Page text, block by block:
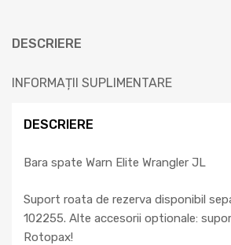
DESCRIERE
INFORMAȚII SUPLIMENTARE
DESCRIERE
Bara spate Warn Elite Wrangler JL
Suport roata de rezerva disponibil
102255. Alte accesorii optionale:
Rotopax!